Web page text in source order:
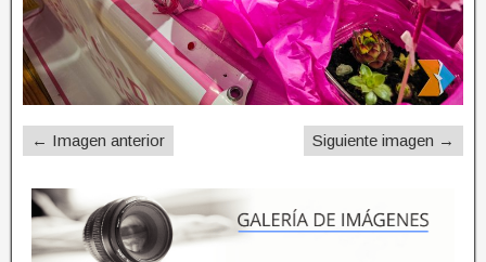
← Imagen anterior Siguiente imagen →